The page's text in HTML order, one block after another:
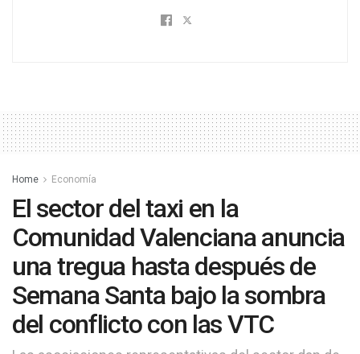
Home Economía
El sector del taxi en la
Comunidad Valenciana anuncia
una tregua hasta después de
Semana Santa bajo la sombra
del conflicto con las VTC